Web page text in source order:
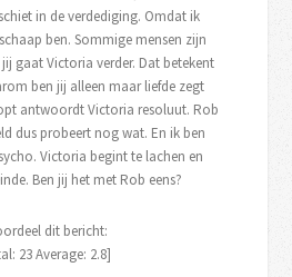
in de verdediging. Omdat ik
ben. Sommige mensen zijn
gaat Victoria verder. Dat betekent
ben jij alleen maar liefde zegt
antwoordt Victoria resoluut. Rob
dus probeert nog wat. En ik ben
Victoria begint te lachen en
Ben jij het met Rob eens?
dit bericht:
23Average: 2.8]